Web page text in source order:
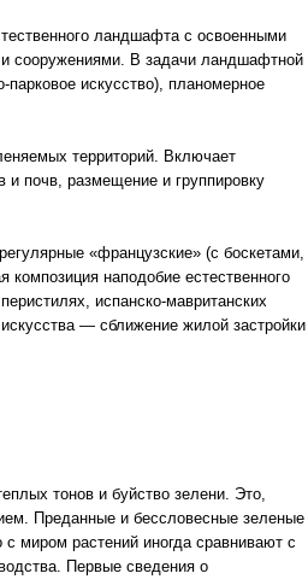
ландшафта с освоенными
сооружениями. В задачи ландшафтной
искусство), планомерное
территорий. Включает
и почв, размещение и группировку
«французские» (с боскетами,
наподобие естественного
испанско-мавританских
— сближение жилой застройки
тонов и буйство зелени. Это,
Преданные и бессловесные зеленые
миром растений иногда сравнивают с
Первые сведения о